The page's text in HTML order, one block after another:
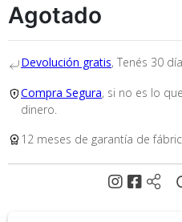
Agotado
Devolución gratis, Tenés 30
Compra Segura, si no es lo
dinero.
12 meses de garantía de
En Bidcom te